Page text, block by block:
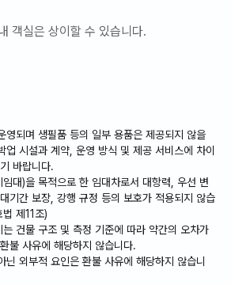
입니다.
시설 마련
치, 인근에 재래시장이 있어 레트로한 감성
공간으로 더할 나위 없습니다!
간으로!
공간으로!
객실은 상이할 수 있습니다.
원 부가(보증금에서 감액) / 12시부터 가능
건물입니다.
흡연으로 인한 냄새제거 특수청소비용청
치)
은 소중히 사용해 주시길 부탁드립니
영되며 생필품 등의 일부 용품은 제공되지 않을
업 시설과 계약, 운영 방식 및 제공 서비스에 차이
바랍니다.
대)을 목적으로 한 임대차로서 대항력, 우선 변
기간 보장, 강행 규정 등의 보호가 적용되지 않습
제11조)
건물 구조 및 측정 기준에 따라 약간의 오차가
불 사유에 해당하지 않습니다.
닌 외부적 요인은 환불 사유에 해당하지 않습니